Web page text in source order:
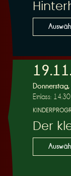
i
e
Einlass: 14:30
Der